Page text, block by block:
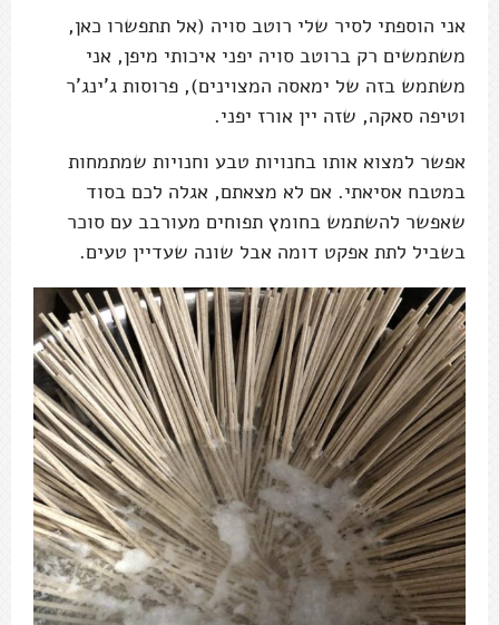
אני הוספתי לסיר שלי רוטב סויה (אל תתפשרו כאן,
משתמשים רק ברוטב סויה יפני איכותי מיפן, אני
משתמש בזה של ימאסה המצוינים), פרוסות ג'ינג'ר
וטיפה סאקה, שזה יין אורז יפני.
אפשר למצוא אותו בחנויות טבע וחנויות שמתמחות
במטבח אסיאתי. אם לא מצאתם, אגלה לכם בסוד
שאפשר להשתמש בחומץ תפוחים מעורבב עם סוכר
בשביל לתת אפקט דומה אבל שונה שעדיין טעים.